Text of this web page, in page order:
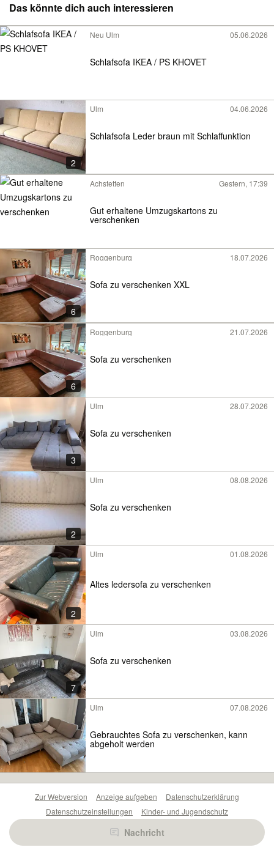
Das könnte dich auch interessieren
Neu Ulm 05.06.2026
Schlafsofa IKEA / PS KHOVET
2
Ulm 04.06.2026
Schlafsofa Leder braun mit Schlaffunktion
Achstetten Gestern, 17:39
Gut erhaltene Umzugskartons zu
verschenken
6
Roggenburg 18.07.2026
Sofa zu verschenken XXL
6
Roggenburg 21.07.2026
Sofa zu verschenken
3
Ulm 28.07.2026
Sofa zu verschenken
2
Ulm 08.08.2026
Sofa zu verschenken
2
Ulm 01.08.2026
Altes ledersofa zu verschenken
7
Ulm 03.08.2026
Sofa zu verschenken
Ulm 07.08.2026
Gebrauchtes Sofa zu verschenken, kann
abgeholt werden
Nachricht
Zur Webversion Anzeige aufgeben
Datenschutzerklärung
Datenschutzeinstellungen
Kinder- und Jugendschutz
Barrierefreiheitserklärung